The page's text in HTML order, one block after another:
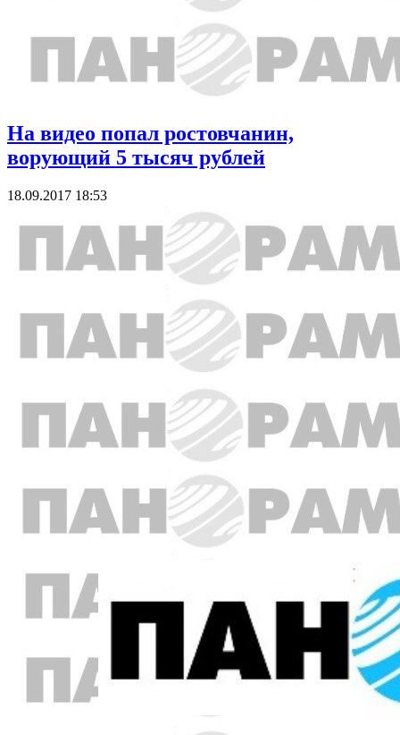
На видео попал ростовчанин,
ворующий 5 тысяч рублей
18.09.2017 18:53